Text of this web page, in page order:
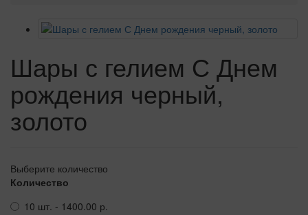
Шары с гелием С Днем
рождения черный,
золото
Выберите количество
Количество
10 шт. - 1400.00 р.